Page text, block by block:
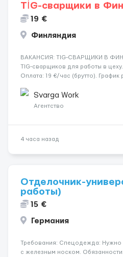
TİG-сварщики в
19 €
Финляндия
​​ВАКАНСИЯ: TIG-СВАРЩИКИ В
TIG-сварщиков для работы в
Оплата: 19 €/час (брутто).
переработки. Дата начала: — Как
Svarga Work
Агентство
4 часа назад
Отделочник-
работы)
15 €
Германия
Требования: Спецодежда: Нужно
с железным носком.